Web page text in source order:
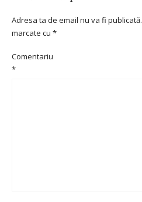
Adresa ta de email nu va fi publicată.
marcate cu *
Comentariu
*